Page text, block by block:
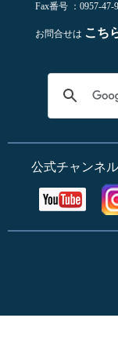
Fax番号 ：0957-47-
お問合せは こち
公式チャンネ